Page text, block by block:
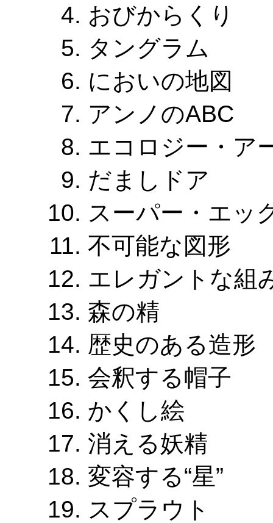
おびからくり
タングラム
においの地図
アンノのABC
エコロジー・ア
だましドア
スーパー・エッ
不可能な図形
エレガントな組
森の精
歴史のある造形
会釈する帽子
かくし絵
消える妖精
変容する“星”
スプラウト